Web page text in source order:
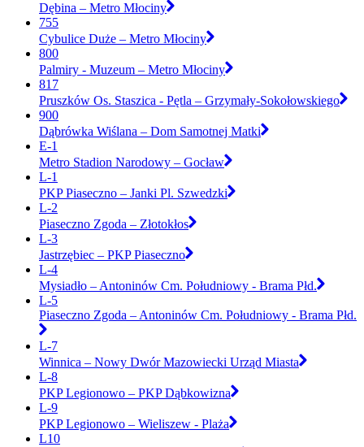
Dębina – Metro Młociny
755
Cybulice Duże – Metro Młociny
800
Palmiry - Muzeum – Metro Młociny
817
Pruszków Os. Staszica - Pętla – Grzymały-Sokołowskiego
900
Dąbrówka Wiślana – Dom Samotnej Matki
E-1
Metro Stadion Narodowy – Gocław
L-1
PKP Piaseczno – Janki Pl. Szwedzki
L-2
Piaseczno Zgoda – Złotokłos
L-3
Jastrzębiec – PKP Piaseczno
L-4
Mysiadło – Antoninów Cm. Południowy - Brama Płd.
L-5
Piaseczno Zgoda – Antoninów Cm. Południowy - Brama Płd.
L-7
Winnica – Nowy Dwór Mazowiecki Urząd Miasta
L-8
PKP Legionowo – PKP Dąbkowizna
L-9
PKP Legionowo – Wieliszew - Plaża
L10